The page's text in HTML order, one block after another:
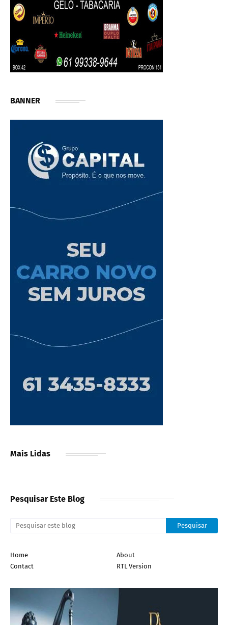
BANNER
Mais Lidas
Pesquisar Este Blog
Home
About
Contact
RTL Version